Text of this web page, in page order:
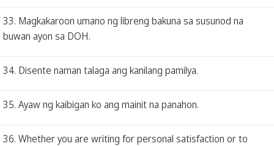
33. Magkakaroon umano ng libreng bakuna sa susunod na
buwan ayon sa DOH.
34. Disente naman talaga ang kanilang pamilya.
35. Ayaw ng kaibigan ko ang mainit na panahon.
36. Whether you are writing for personal satisfaction or to